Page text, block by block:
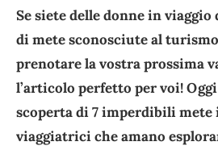
Se siete delle donne in viaggio
di mete sconosciute al
prenotare la vostra prossima
l’articolo perfetto per voi!
scoperta di 7 imperdibili mete
viaggiatrici che amano